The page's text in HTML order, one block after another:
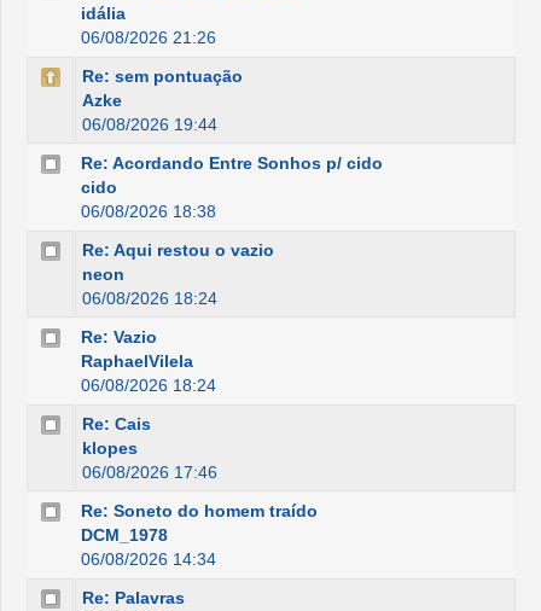
idália
06/08/2026 21:26
Re: sem pontuação
Azke
06/08/2026 19:44
Re: Acordando Entre Sonhos p/ cido
cido
06/08/2026 18:38
Re: Aqui restou o vazio
neon
06/08/2026 18:24
Re: Vazio
RaphaelVilela
06/08/2026 18:24
Re: Cais
klopes
06/08/2026 17:46
Re: Soneto do homem traído
DCM_1978
06/08/2026 14:34
Re: Palavras